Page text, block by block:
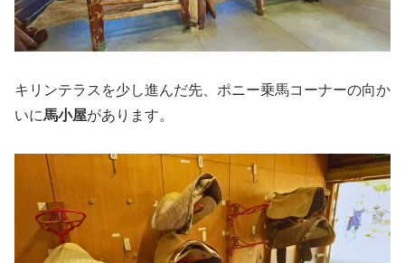
キリンテラスを少し進んだ先、ポニー乗馬コーナーの向か
いに馬小屋があります。